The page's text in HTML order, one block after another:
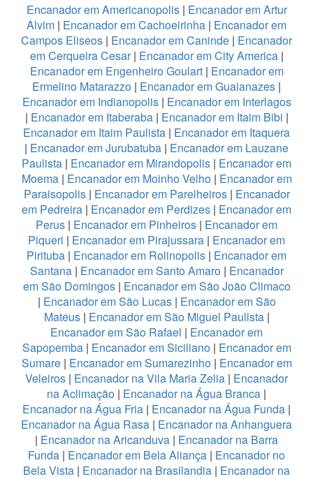
Encanador em Americanopolis | Encanador em Artur
Alvim | Encanador em Cachoeirinha | Encanador em
Campos Eliseos | Encanador em Caninde | Encanador
em Cerqueira Cesar| Encanador em City America |
Encanador em Engenheiro Goulart | Encanador em
Ermelino Matarazzo | Encanador em Guaianazes |
Encanador em Indianopolis| Encanador em Interlagos
| Encanador em Itaberaba| Encanador em Itaim Bibi |
Encanador em Itaim Paulista | Encanador em Itaquera
| Encanador em Jurubatuba | Encanador em Lauzane
Paulista | Encanador em Mirandopolis | Encanador em
Moema| Encanador em Moinho Velho | Encanador em
Paraisopolis| Encanador em Parelheiros| Encanador
em Pedreira | Encanador em Perdizes | Encanador em
Perus | Encanador em Pinheiros | Encanador em
Piqueri | Encanador em Pirajussara | Encanador em
Pirituba | Encanador em Rolinopolis | Encanador em
Santana| Encanador em Santo Amaro| Encanador
em São Domingos| Encanador em São João Climaco
| Encanador em São Lucas| Encanador em São
Mateus | Encanador em São Miguel Paulista|
Encanador em São Rafael | Encanador em
Sapopemba | Encanador em Siciliano| Encanador em
Sumare| Encanador em Sumarezinho| Encanador em
Veleiros | Encanador na Vila Maria Zelia | Encanador
na Aclimação | Encanador na Água Branca |
Encanador na Água Fria | Encanador na Água Funda |
Encanador na Água Rasa | Encanador na Anhanguera
| Encanador na Aricanduva | Encanador na Barra
Funda | Encanador em Bela Aliança | Encanador no
Bela Vista | Encanador na Brasilandia | Encanador na